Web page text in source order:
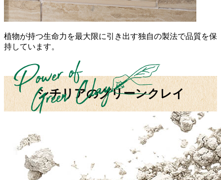
植物が持つ生命力を最大限に引き出す独自の製法で品質を保
持しています。
シチリアのグリーンクレイ